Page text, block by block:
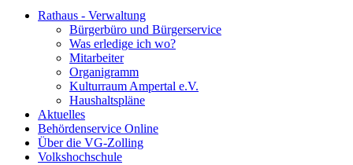
Rathaus - Verwaltung
Bürgerbüro und Bürgerservice
Was erledige ich wo?
Mitarbeiter
Organigramm
Kulturraum Ampertal e.V.
Haushaltspläne
Aktuelles
Behördenservice Online
Über die VG-Zolling
Volkshochschule